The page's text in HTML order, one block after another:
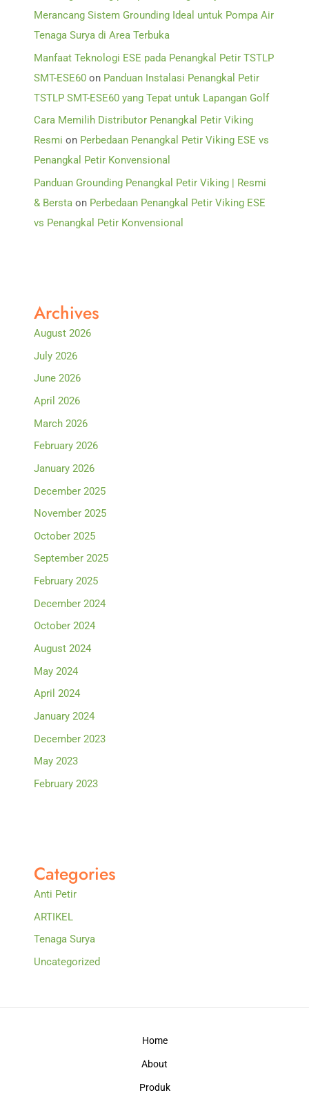
Merancang Sistem Grounding Ideal untuk Pompa Air
Tenaga Surya di Area Terbuka
Manfaat Teknologi ESE pada Penangkal Petir TSTLP
SMT-ESE60 on Panduan Instalasi Penangkal Petir
TSTLP SMT-ESE60 yang Tepat untuk Lapangan Golf
Cara Memilih Distributor Penangkal Petir Viking
Resmi on Perbedaan Penangkal Petir Viking ESE vs
Penangkal Petir Konvensional
Panduan Grounding Penangkal Petir Viking | Resmi
& Bersta on Perbedaan Penangkal Petir Viking ESE
vs Penangkal Petir Konvensional
Archives
August 2026
July 2026
June 2026
April 2026
March 2026
February 2026
January 2026
December 2025
November 2025
October 2025
September 2025
February 2025
December 2024
October 2024
August 2024
May 2024
April 2024
January 2024
December 2023
May 2023
February 2023
Categories
Anti Petir
ARTIKEL
Tenaga Surya
Uncategorized
Home
About
Produk